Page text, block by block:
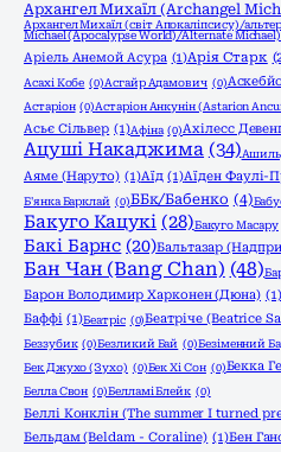
Архангел Михаїл (Archangel
Архангел Михаїл (світ Апокаліпсису)/
Michael (Apocalypse World)/Alternate Michael)
Аріель Анемой Асура (1)Арія Старк
Асахі Кобе (0)Асгайр Адамович (0)
Астаріон (0)Астаріон Анкунін (Astarion
Асьє Сільвер (1)Афіна (0)Ахілесс
Ацуші Накаджима (34)
Аяме (Наруто) (1)Аїд (1)Аїден Фаулі-
Б'янка Барклай (0)ББк/Бабенко (4)
Бакуго Кацукі (28)Бакуго Масару
Бакі Барнс (20)Бальтазар
Бан Чан (Bang Chan) (48)
Барон Володимир Харконен (Дюна) (1)
Баффі (1)Беатріс (0)Беатріче (Beatrice
Беззубик (0)Безликий Бай (0)Безіменний
Бек Джухо (Зухо) (0)Бек Хі Сон (0)Бекка
Белла Свон (0)Белламі Блейк (0)
Беллі Конклін (The summer I turned
Бельдам (Beldam - Coraline) (1)Бен